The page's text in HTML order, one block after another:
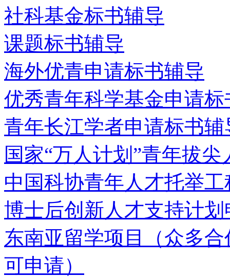
社科基金标书辅导
课题标书辅导
海外优青申请标书辅导
优秀青年科学基金申请标
青年长江学者申请标书辅
国家“万人计划”青年拔
中国科协青年人才托举
博士后创新人才支持计
东南亚留学项目（众多
可申请）